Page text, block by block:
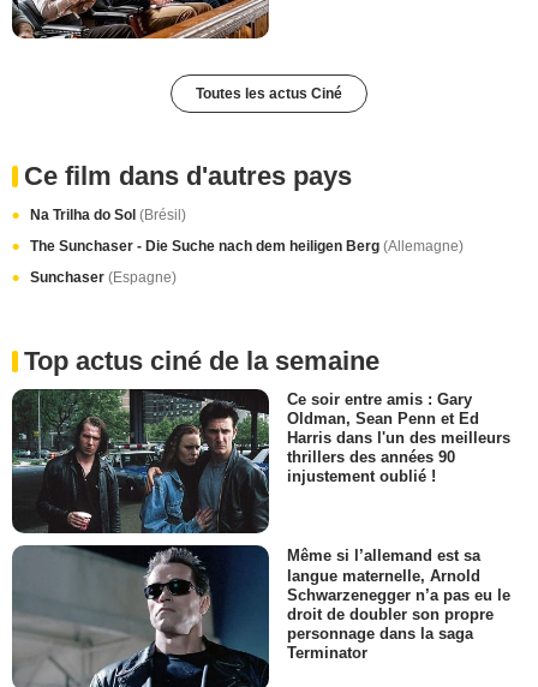
Toutes les actus Ciné
Ce film dans d'autres pays
Na Trilha do Sol (Brésil)
The Sunchaser - Die Suche nach dem heiligen Berg (Allemagne)
Sunchaser (Espagne)
Top actus ciné de la semaine
Ce soir entre amis : Gary
Oldman, Sean Penn et Ed
Harris dans l'un des meilleurs
thrillers des années 90
injustement oublié !
Même si l’allemand est sa
langue maternelle, Arnold
Schwarzenegger n’a pas eu le
droit de doubler son propre
personnage dans la saga
Terminator